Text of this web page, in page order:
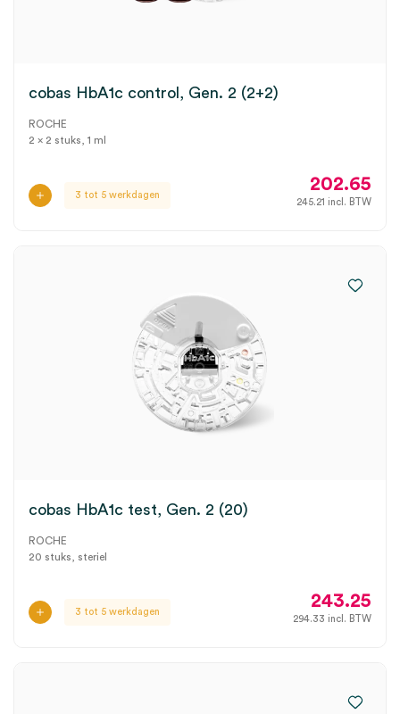
cobas HbA1c control, Gen. 2 (2+2)
ROCHE
2 x 2 stuks, 1 ml
3 tot 5 werkdagen
202.65
245.21 incl. BTW
cobas HbA1c test, Gen. 2 (20)
ROCHE
20 stuks, steriel
3 tot 5 werkdagen
243.25
294.33 incl. BTW